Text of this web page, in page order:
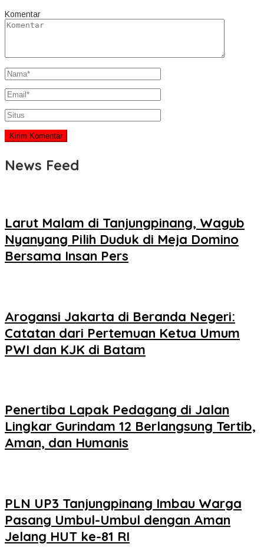
Komentar
News Feed
Larut Malam di Tanjungpinang, Wagub
Nyanyang Pilih Duduk di Meja Domino
Bersama Insan Pers
Arogansi Jakarta di Beranda Negeri:
Catatan dari Pertemuan Ketua Umum
PWI dan KJK di Batam
Penertiba Lapak Pedagang di Jalan
Lingkar Gurindam 12 Berlangsung Tertib,
Aman, dan Humanis
PLN UP3 Tanjungpinang Imbau Warga
Pasang Umbul-Umbul dengan Aman
Jelang HUT ke-81 RI